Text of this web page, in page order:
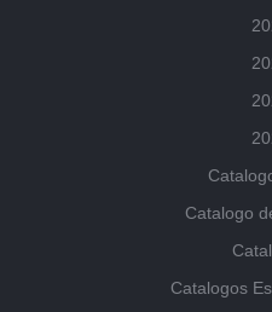
Catalogo
Catalogos